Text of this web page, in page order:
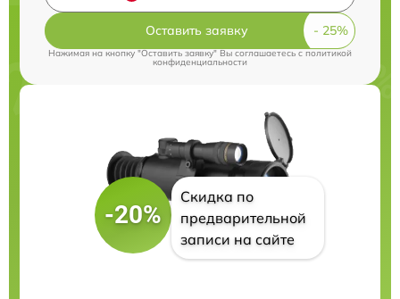
Оставить заявку
Нажимая на кнопку "Оставить заявку" Вы соглашаетесь cполитикой
конфиденциальности
-20%
Скидка по
предварительной
записи на сайте